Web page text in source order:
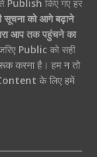
Publish किए गए हर
सूचना को आगे बढ़ाने
आप तक पहुंचने का
Publicको सही
करना है। हम न तो
के लिए हमें